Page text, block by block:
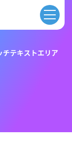
テキストエリア